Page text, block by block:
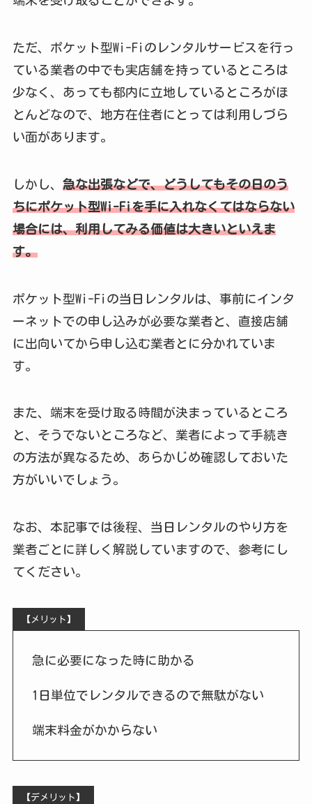
ただ、ポケット型Wi-Fiのレンタルサービスを行っ
ている業者の中でも実店舗を持っているところは
少なく、あっても都内に立地しているところがほ
とんどなので、地方在住者にとっては利用しづら
い面があります。
しかし、 急な出張などで、どうしてもその日のう
ちにポケット型Wi-Fiを手に入れなくてはならない
場合には、利用してみる価値は大きいといえま
す。
ポケット型Wi-Fiの当日レンタルは、事前にインタ
ーネットでの申し込みが必要な業者と、直接店舗
に出向いてから申し込む業者とに分かれていま
す。
また、端末を受け取る時間が決まっているところ
と、そうでないところなど、業者によって手続き
の方法が異なるため、あらかじめ確認しておいた
方がいいでしょう。
なお、本記事では後程、当日レンタルのやり方を
業者ごとに詳しく解説していますので、参考にし
てください。
【メリット】
急に必要になった時に助かる
1日単位でレンタルできるので無駄がない
端末料金がかからない
【デメリット】